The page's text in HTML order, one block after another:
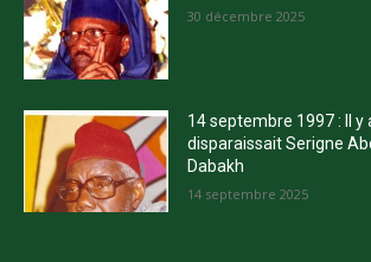
30 décembre 2025
14 septembre 1997 : Il y
disparaissait Serigne
Dabakh
14 septembre 2025